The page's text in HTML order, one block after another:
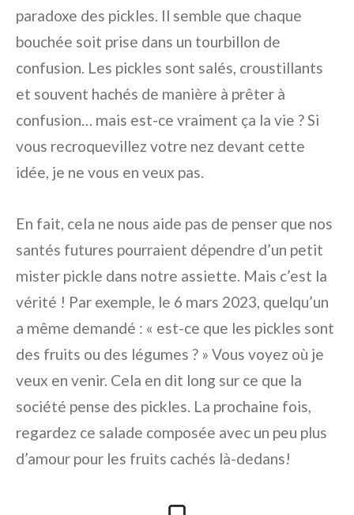
paradoxe des pickles. Il semble que chaque
bouchée soit prise dans un tourbillon de
confusion. Les pickles sont salés, croustillants
et souvent hachés de manière à prêter à
confusion… mais est-ce vraiment ça la vie ? Si
vous recroquevillez votre nez devant cette
idée, je ne vous en veux pas.
En fait, cela ne nous aide pas de penser que nos
santés futures pourraient dépendre d’un petit
mister pickle dans notre assiette. Mais c’est la
vérité ! Par exemple, le 6 mars 2023, quelqu’un
a même demandé : « est-ce que les pickles sont
des fruits ou des légumes ? » Vous voyez où je
veux en venir. Cela en dit long sur ce que la
société pense des pickles. La prochaine fois,
regardez ce salade composée avec un peu plus
d’amour pour les fruits cachés là-dedans!